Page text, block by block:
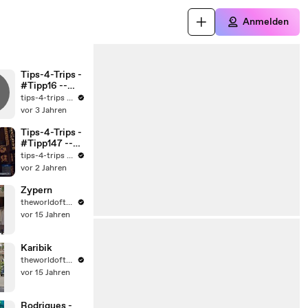
Anmelden
Tips-4-Trips -
#Tipp16 --
Antibes in 1
Minute.
tips-4-trips -- Dein Online-Reiseführer.
vor 3 Jahren
Tips-4-Trips -
#Tipp147 --
Sarlat-la-
Canéda
tips-4-trips -- Dein Online-Reiseführer.
vor 2 Jahren
Zypern
theworldoftravel2
vor 15 Jahren
Karibik
theworldoftravel2
vor 15 Jahren